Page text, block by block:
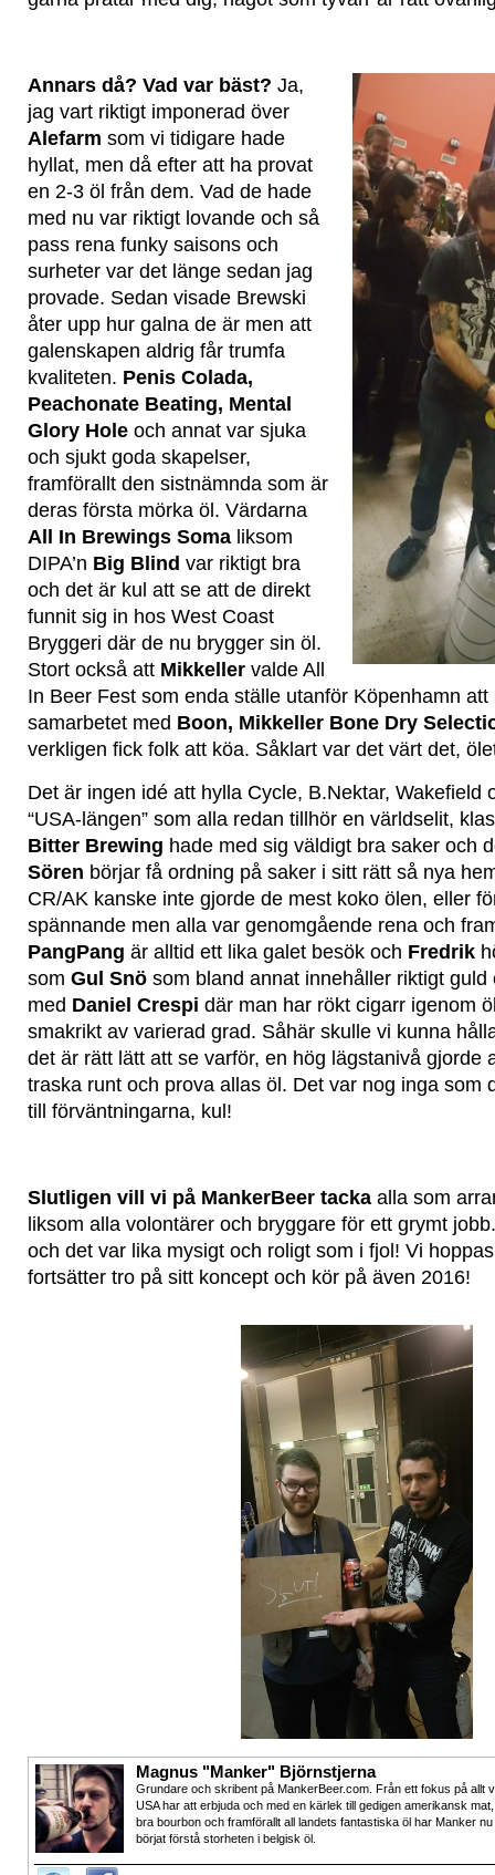
Annars då? Vad var bäst? Ja,
jag vart riktigt imponerad över
Alefarm som vi tidigare hade
hyllat, men då efter att ha provat
en 2-3 öl från dem. Vad de hade
med nu var riktigt lovande och så
pass rena funky saisons och
surheter var det länge sedan jag
provade. Sedan visade Brewski
åter upp hur galna de är men att
galenskapen aldrig får trumfa
kvaliteten. Penis Colada,
Peachonate Beating, Mental
Glory Hole och annat var sjuka
och sjukt goda skapelser,
framförallt den sistnämnda som är
deras första mörka öl. Värdarna
All In Brewings Soma liksom
DIPA’n Big Blind var riktigt bra
och det är kul att se att de direkt
funnit sig in hos West Coast
Bryggeri där de nu brygger sin öl.
Stort också att Mikkeller valde All
In Beer Fest som enda ställe utanför Köpenhamn
samarbetet med Boon, Mikkeller Bone Dry
verkligen fick folk att köa. Såklart var det värt det,
Det är ingen idé att hylla Cycle, B.Nektar, Wakefield
“USA-längen” som alla redan tillhör en världselit,
Bitter Brewing hade med sig väldigt bra saker och
Sören börjar få ordning på saker i sitt rätt så nya
CR/AK kanske inte gjorde de mest koko ölen, eller
spännande men alla var genomgående rena och
PangPang är alltid ett lika galet besök och Fredrik
som Gul Snö som bland annat innehåller riktigt
med Daniel Crespi där man har rökt cigarr igenom
smakrikt av varierad grad. Såhär skulle vi kunna
det är rätt lätt att se varför, en hög lägstanivå gjorde
traska runt och prova allas öl. Det var nog inga som
till förväntningarna, kul!
Slutligen vill vi på MankerBeer tacka alla som
liksom alla volontärer och bryggare för ett grymt
och det var lika mysigt och roligt som i fjol! Vi
fortsätter tro på sitt koncept och kör på även 2016!
Magnus "Manker" Björnstjerna
Grundare och skribent på MankerBeer.com. Från ett fokus på allt
USA har att erbjuda och med en kärlek till gedigen amerikansk mat,
bra bourbon och framförallt all landets fantastiska öl har Manker nu
börjat förstå storheten i belgisk öl.